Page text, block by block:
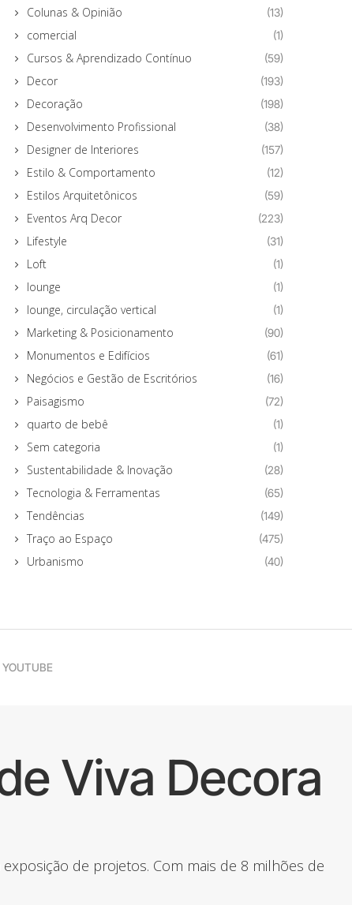
Colunas & Opinião (13)
comercial (1)
Cursos & Aprendizado Contínuo (59)
Decor (193)
Decoração (198)
Desenvolvimento Profissional (38)
Designer de Interiores (157)
Estilo & Comportamento (12)
Estilos Arquitetônicos (59)
Eventos Arq Decor (223)
Lifestyle (31)
Loft (1)
lounge (1)
lounge, circulação vertical (1)
Marketing & Posicionamento (90)
Monumentos e Edifícios (61)
Negócios e Gestão de Escritórios (16)
Paisagismo (72)
quarto de bebê (1)
Sem categoria (1)
Sustentabilidade & Inovação (28)
Tecnologia & Ferramentas (65)
Tendências (149)
Traço ao Espaço (475)
Urbanismo (40)
YOUTUBE
Viva Decora
de projetos. Com mais de 8 milhões de